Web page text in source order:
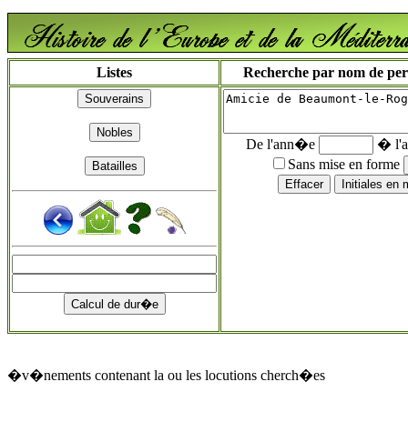
Listes Recherche par nom de
De l'ann�e
�
Sans mise en forme
�v�nements contenant la ou les locutions cherch�es